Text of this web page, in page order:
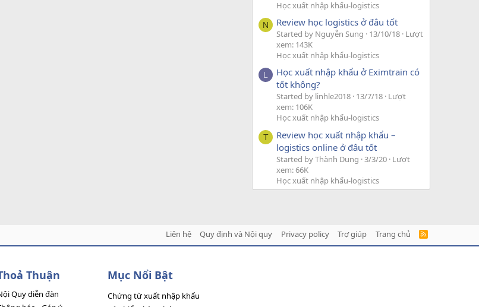
Học xuất nhập khẩu-logistics
N Review học logistics ở đâu tốt
Started by Nguyễn Sung 13/10/18 Lượt
xem: 143K
Học xuất nhập khẩu-logistics
L
Học xuất nhập khẩu ở Eximtrain có
tốt không?
Started by linhle2018 13/7/18 Lượt
xem: 106K
Học xuất nhập khẩu-logistics
T
Review học xuất nhập khẩu –
logistics online ở đâu tốt
Started by Thành Dung 3/3/20 Lượt
xem: 66K
Học xuất nhập khẩu-logistics
Liên hệ Quy định và Nội quy Privacy policy Trợ giúp Trang chủ
R
Thuận
Quy diễn đàn
Mục Nổi Bật
Chứng từ xuất nhập khẩu